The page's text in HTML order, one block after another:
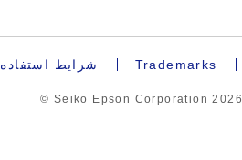
شرایط استفاده Trademarks
© Seiko Epson Corporation2026